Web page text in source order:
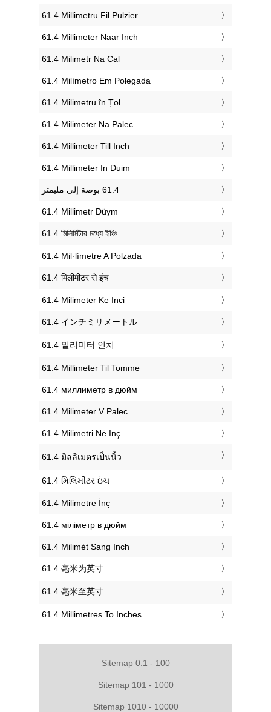
‎61.4 Millimetru Fil Pulzier
‎61.4 Millimeter Naar Inch
‎61.4 Milimetr Na Cal
‎61.4 Milímetro Em Polegada
‎61.4 Milimetru în Țol
‎61.4 Milimeter Na Palec
‎61.4 Millimeter Till Inch
‎61.4 Millimeter In Duim
‎61.4 Millimetr Düym
‎61.4 মিলিমিটার মধ্যে ইঞ্চি
‎61.4 Mil·límetre A Polzada
‎61.4 मिलीमीटर से इंच
‎61.4 Milimeter Ke Inci
‎61.4 インチミリメートル
‎61.4 밀리미터 인치
‎61.4 Millimeter Til Tomme
‎61.4 миллиметр в дюйм
‎61.4 Milimeter V Palec
‎61.4 Milimetri Në Inç
‎61.4 มิลลิเมตรเป็นนิ้ว
‎61.4 મિલિમીટર ઇંચ
‎61.4 Milimetre İnç
‎61.4 міліметр в дюйм
‎61.4 Milimét Sang Inch
‎61.4 毫米为英寸
‎61.4 毫米至英寸
‎61.4 Millimetres To Inches
Sitemap 0.1 - 100
Sitemap 101 - 1000
Sitemap 1010 - 10000